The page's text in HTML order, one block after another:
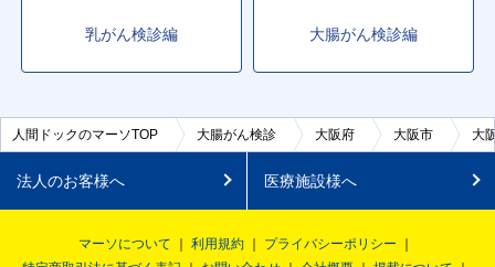
乳がん検診編 大腸がん検診編
人間ドックのマーソTOP 大腸がん検診 大阪府 大阪市 大
法人のお客様へ 医療施設様へ
マーソについて 利用規約
プライバシーポリシー